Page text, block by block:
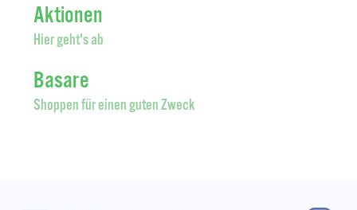
Aktionen
Hier geht's ab
Basare
Shoppen für einen guten Zweck